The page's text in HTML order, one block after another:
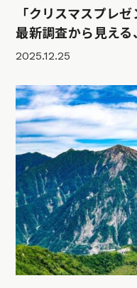
「クリスマスプレ
最新調査から見え
2025.12.25